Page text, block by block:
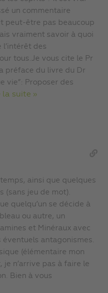
un commentaire
peut-être pas beaucoup
vraiment savoir à quoi
l’intérêt des
tous.Je vous cite le Pr
préface du livre du Dr
vie”: Proposer des
la suite »
ainsi que quelques
(sans jeu de mot).
quelqu’un se décide à
ou autre, un
et Minéraux avec
éventuels antagonismes.
(élémentaire mon
je n’arrive pas à faire le
Bien à vous